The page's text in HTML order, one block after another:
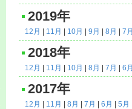
2019年
12月 11月 10月 9月 8月 7
2018年
12月 11月 10月 8月 7月 6
2017年
12月 11月 8月 7月 6月 5月